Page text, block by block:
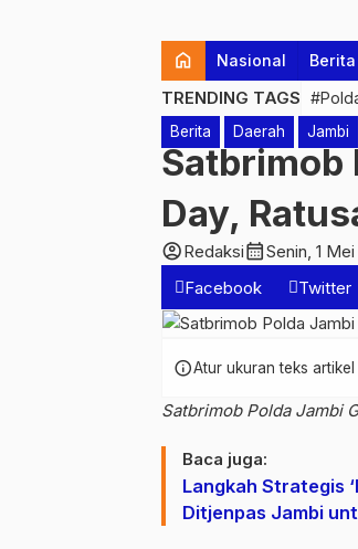
home Nasional Berita
TRENDING TAGS
Berita Daerah Jambi
Satbrimob
Day,
account_circleRedaksicalendar_monthSenin, 1
Facebook
Twitter
infoAtur ukuran teks
Satbrimob Polda Jambi
Baca juga:
Langkah Strategis
Ditjenpas Jambi